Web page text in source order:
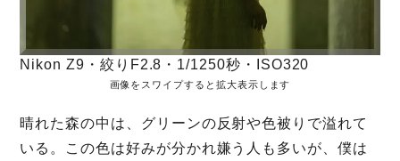
Nikon Z9・絞りF2.8・1/1250秒・ISO320
画像をスワイプすると拡大表示します
晴れた森の中は、グリーンの反射や色被りで溢れて
いる。この色は好みが分かれ嫌う人も多いが、僕は